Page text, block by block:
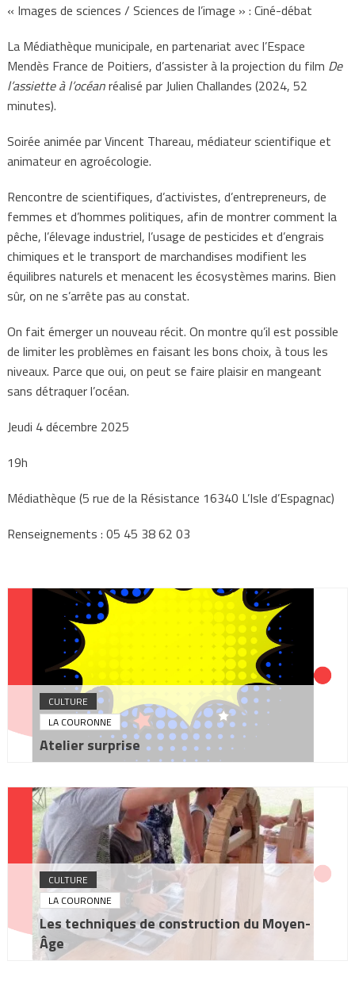
« Images de sciences / Sciences de l’image » : Ciné-débat
La Médiathèque municipale, en partenariat avec l’Espace
Mendès France de Poitiers, d’assister à la projection du film De
l’assiette à l’océanréalisé par Julien Challandes (2024, 52
minutes).
Soirée animée par Vincent Thareau, médiateur scientifique et
animateur en agroécologie.
Rencontre de scientifiques, d’activistes, d’entrepreneurs, de
femmes et d’hommes politiques, afin de montrer comment la
pêche, l’élevage industriel, l’usage de pesticides et d’engrais
chimiques et le transport de marchandises modifient les
équilibres naturels et menacent les écosystèmes marins. Bien
sûr, on ne s’arrête pas au constat.
On fait émerger un nouveau récit. On montre qu’il est possible
de limiter les problèmes en faisant les bons choix, à tous les
niveaux. Parce que oui, on peut se faire plaisir en mangeant
sans détraquer l’océan.
Jeudi 4 décembre 2025
19h
Médiathèque (5 rue de la Résistance 16340 L’Isle d’Espagnac)
Renseignements : 05 45 38 62 03
CULTURE
LA COURONNE
Atelier surprise
CULTURE
LA COURONNE
Les techniques de construction du Moyen-
Âge